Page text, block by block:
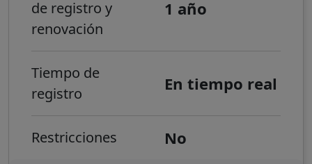
de registro y
renovación
1 año
Tiempo de
registro
En tiempo real
Restricciones No